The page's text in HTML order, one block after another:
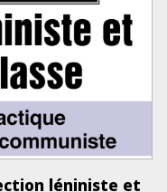
léniniste et